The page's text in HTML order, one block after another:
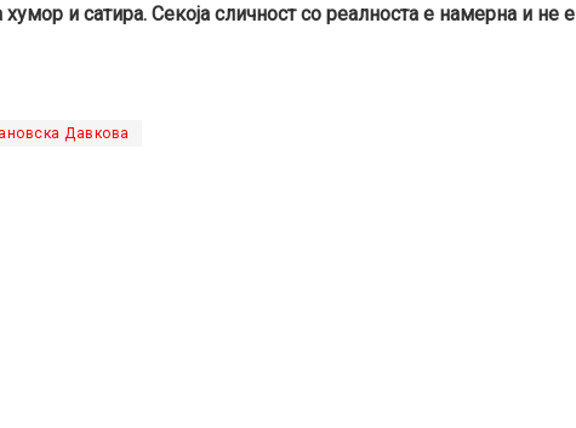
и сатира. Секоја сличност со реалноста е намерна и не е
Давкова